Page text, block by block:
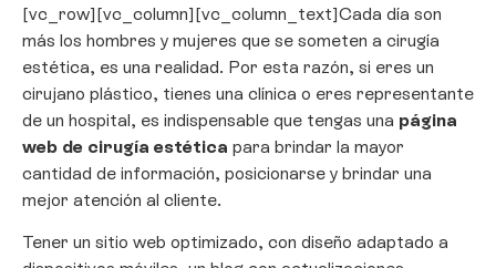
[vc_row][vc_column][vc_column_text]Cada día son
más los hombres y mujeres que se someten a cirugía
estética, es una realidad. Por esta razón, si eres un
cirujano plástico, tienes una clínica o eres representante
de un hospital, es indispensable que tengas una página
web de cirugía estética para brindar la mayor
cantidad de información, posicionarse y brindar una
mejor atención al cliente.
Tener un sitio web optimizado, con diseño adaptado a